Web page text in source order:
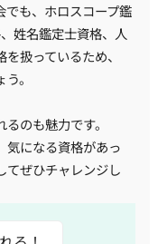
でも、ホロスコープ鑑
姓名鑑定士資格、人
扱っているため、
。
のも魅力です。
気になる資格があっ
てぜひチャレンジし